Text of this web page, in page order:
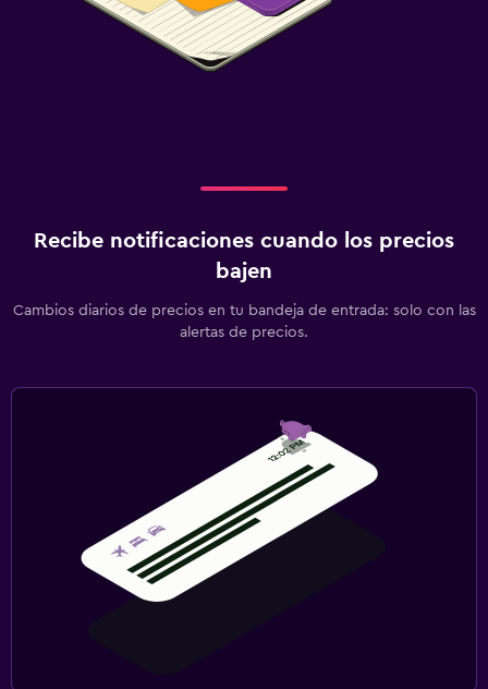
Recibe notificaciones cuando los precios
bajen
Cambios diarios de precios en tu bandeja de entrada: solo con las
alertas de precios.